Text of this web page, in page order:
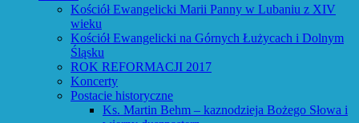
Kościół Ewangelicki Marii Panny w Lubaniu z XIV
wieku
Kościół Ewangelicki na Górnych Łużycach i Dolnym
Śląsku
ROK REFORMACJI 2017
Koncerty
Postacie historyczne
Ks. Martin Behm – kaznodzieja Bożego Słowa i